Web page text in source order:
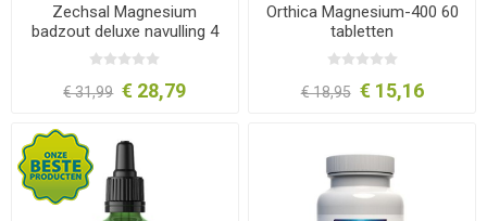
Zechsal Magnesium
badzout deluxe navulling 4
kg
€ 31,99 € 28,79
Orthica Magnesium-400 60
tabletten
€ 18,95 € 15,16